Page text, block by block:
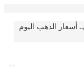
اليوم